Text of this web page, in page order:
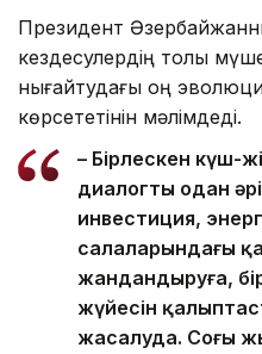
Президент
кездесулердің толық
нығайтудағы оң
көрсететінін мәлімдеді.
– Бірлескен күш-
диалогты одан
инвестиция,
салаларындағы
жандандыруға,
жүйесін
жасалуда. Соңғы